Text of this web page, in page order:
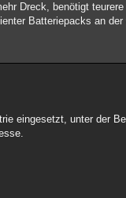
Dreck, benötigt
Batteriepacks an
eingesetzt, unter der